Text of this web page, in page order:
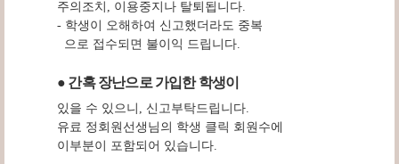
주의조치, 이용중지나 탈퇴됩니다.
- 학생이 오해하여 신고했더라도 중복
으로 접수되면 불이익 드립니다.
● 간혹 장난으로 가입한 학생이
있을 수 있으니, 신고부탁드립니다.
유료 정회원선생님의 학생 클릭 회원수에
이부분이 포함되어 있습니다.